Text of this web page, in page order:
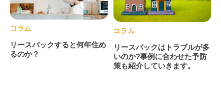
コラム
リースバックすると何年住め
るのか？
コラム
リースバックはトラブルが多
いのか?事例に合わせた予防
策も紹介していきます。